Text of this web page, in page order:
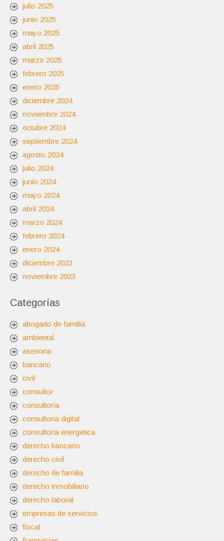
julio 2025
junio 2025
mayo 2025
abril 2025
marzo 2025
febrero 2025
enero 2025
diciembre 2024
noviembre 2024
octubre 2024
septiembre 2024
agosto 2024
julio 2024
junio 2024
mayo 2024
abril 2024
marzo 2024
febrero 2024
enero 2024
diciembre 2023
noviembre 2023
Categorías
abogado de familia
ambiental
asesoria
bancario
civil
consultor
consultoria
consultoria digital
consultoria energetica
derecho bancario
derecho civil
derecho de familia
derecho inmobiliario
derecho laboral
empresas de servicios
fiscal